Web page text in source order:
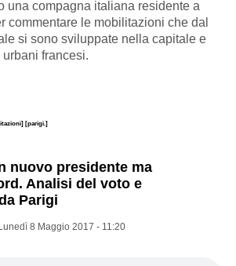
una compagna italiana residente a
commentare le mobilitazioni che dal
si sono sviluppate nella capitale e
francesi.
[parigi.]
nuovo presidente ma
Analisi del voto e
Parigi
8 Maggio 2017 - 11:20